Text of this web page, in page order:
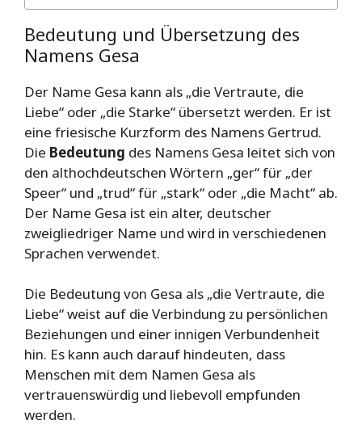
Bedeutung und Übersetzung des
Namens Gesa
Der Name Gesa kann als „die Vertraute, die
Liebe“ oder „die Starke“ übersetzt werden. Er ist
eine friesische Kurzform des Namens Gertrud.
Die Bedeutung des Namens Gesa leitet sich von
den althochdeutschen Wörtern „ger“ für „der
Speer“ und „trud“ für „stark“ oder „die Macht“ ab.
Der Name Gesa ist ein alter, deutscher
zweigliedriger Name und wird in verschiedenen
Sprachen verwendet.
Die Bedeutung von Gesa als „die Vertraute, die
Liebe“ weist auf die Verbindung zu persönlichen
Beziehungen und einer innigen Verbundenheit
hin. Es kann auch darauf hindeuten, dass
Menschen mit dem Namen Gesa als
vertrauenswürdig und liebevoll empfunden
werden.